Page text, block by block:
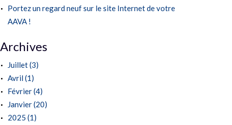
Portez un regard neuf sur le site Internet de votre
AAVA !
Archives
Juillet (3)
Avril (1)
Février (4)
Janvier (20)
2025 (1)